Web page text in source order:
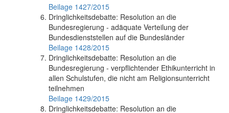
Beilage 1427/2015
Dringlichkeitsdebatte: Resolution an die
Bundesregierung - adäquate Verteilung der
Bundesdienststellen auf die Bundesländer
Beilage 1428/2015
Dringlichkeitsdebatte: Resolution an die
Bundesregierung - verpflichtender Ethikunterricht in
allen Schulstufen, die nicht am Religionsunterricht
teilnehmen
Beilage 1429/2015
Dringlichkeitsdebatte: Resolution an die